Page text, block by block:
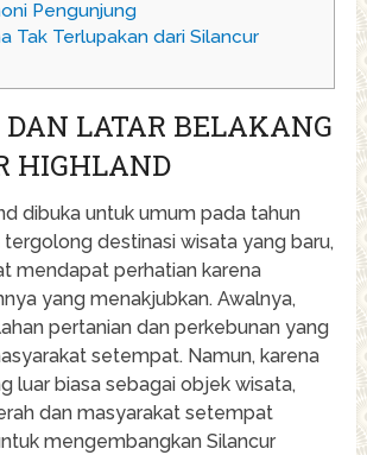
Pengunjung
Tak Terlupakan dari Silancur
LATAR BELAKANG
HIGHLAND
dibuka untuk umum pada tahun
tergolong destinasi wisata yang baru,
mendapat perhatian karena
yang menakjubkan. Awalnya,
pertanian dan perkebunan yang
setempat. Namun, karena
luar biasa sebagai objek wisata,
dan masyarakat setempat
mengembangkan Silancur